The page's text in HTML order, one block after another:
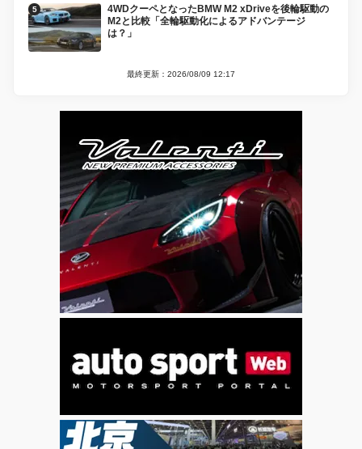
4WDクーペとなったBMW M2 xDriveを後輪駆動の
M2と比較「全輪駆動化によるアドバンテージ
は？」
最終更新：2026/08/09 12:17